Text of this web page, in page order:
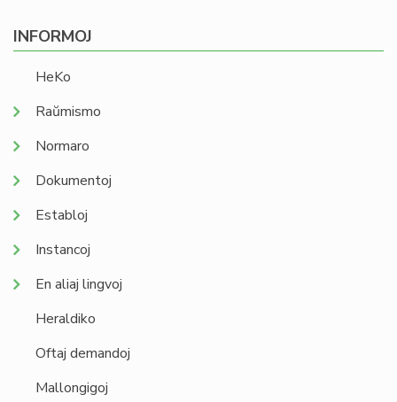
INFORMOJ
HeKo
Raŭmismo
Normaro
Dokumentoj
Establoj
Instancoj
En aliaj lingvoj
Heraldiko
Oftaj demandoj
Mallongigoj